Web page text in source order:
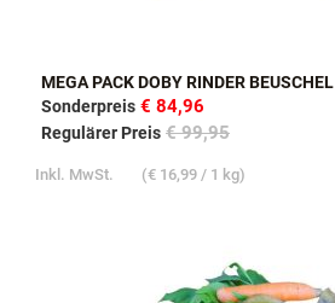
MEGA PACK DOBY RINDER BEUSCHEL
Sonderpreis € 84,96
Regulärer Preis € 99,95
Inkl. MwSt. (€ 16,99 / 1 kg)